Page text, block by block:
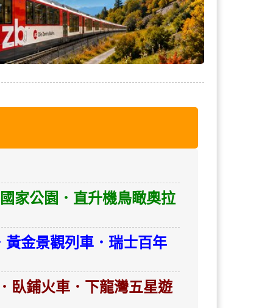
家公園．直升機鳥瞰奧拉
金景觀列車．瑞士百年
臥鋪火車．下龍灣五星遊